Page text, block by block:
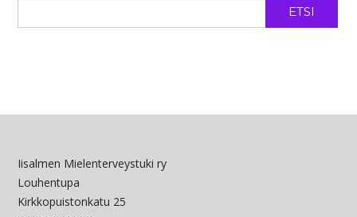
ETSI
Iisalmen Mielenterveystuki ry
Louhentupa
Kirkkopuistonkatu 25